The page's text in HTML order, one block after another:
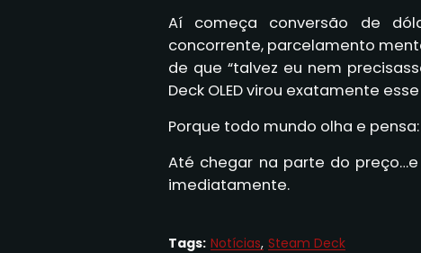
Aí começa conversão de
concorrente, parcelamento
de que “talvez eu nem
Deck OLED virou exatamente
Porque todo mundo olha e
Até chegar na parte do
imediatamente.
Tags: Notícias Steam Deck